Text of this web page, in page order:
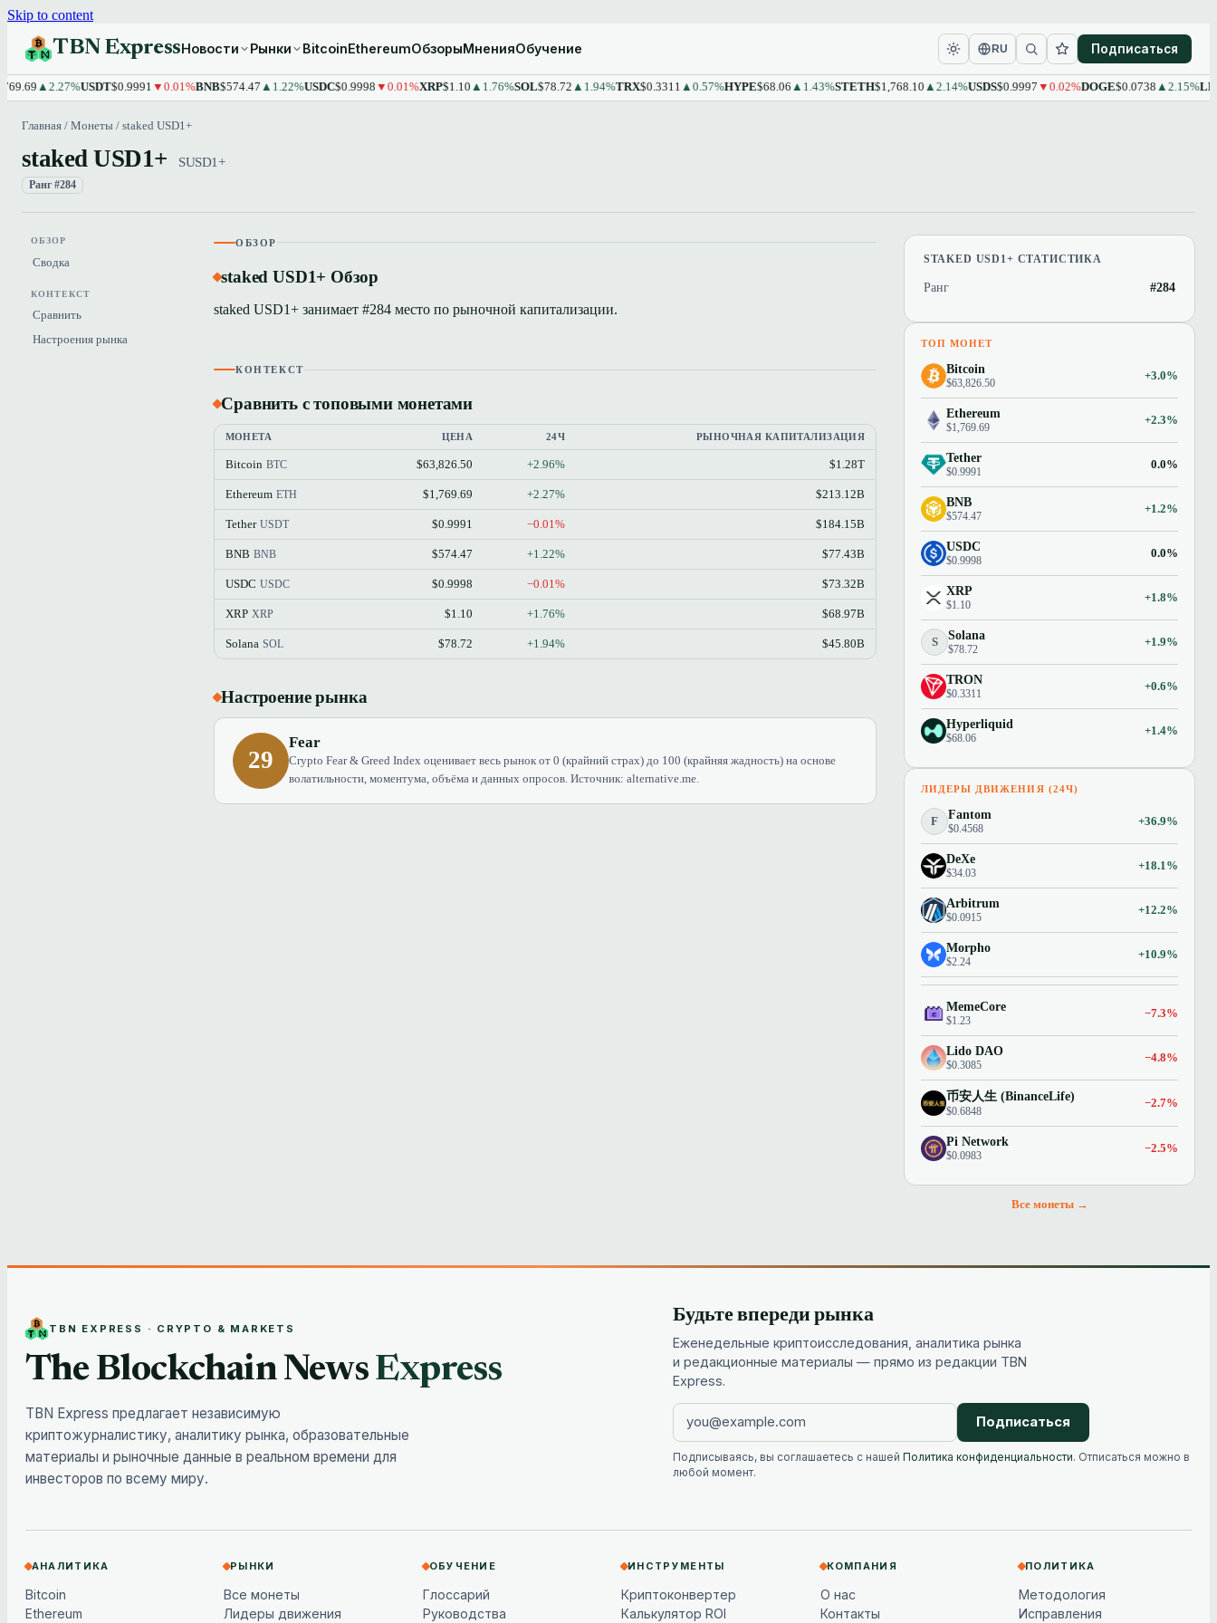
Skip to content
TBN ExpressНовости Рынки BitcoinEthereumОбзорыМненияОбучение RU Подписаться
▲2.27%USDT$0.9991▼0.01%BNB$574.47▲1.22%USDC$0.9998▼0.01%XRP$1.10▲1.76%SOL$78.72▲1.94%TRX$0.3311▲0.57%HYPE$68.06▲1.43%STETH$1,768.10▲2.14%USDS$0.9997▼0.02%DOGE$0.0738▲2.15%LEO
Главная / Монеты / staked USD1+
staked USD1+ SUSD1+
Ранг #284
ОБЗОР
Сводка
КОНТЕКСТ
Сравнить
Настроения рынка
ОБЗОР
staked USD1+ Обзор
staked USD1+ занимает #284 место по рыночной капитализации.
КОНТЕКСТ
Сравнить с топовыми монетами
МОНЕТА ЦЕНА 24Ч РЫНОЧНАЯ КАПИТАЛИЗАЦИЯ
Bitcoin BTC $63,826.50 +2.96% $1.28T
Ethereum ETH $1,769.69 +2.27% $213.12B
Tether USDT $0.9991 −0.01% $184.15B
BNB BNB $574.47 +1.22% $77.43B
USDC USDC $0.9998 −0.01% $73.32B
XRP XRP $1.10 +1.76% $68.97B
Solana SOL $78.72 +1.94% $45.80B
Настроение рынка
29
Fear
Crypto Fear & Greed Index оценивает весь рынок от 0 (крайний страх) до 100 (крайняя жадность) на основе
волатильности, моментума, объёма и данных опросов. Источник: alternative.me.
STAKED USD1+ СТАТИСТИКА
Ранг #284
ТОП МОНЕТ
Bitcoin
$63,826.50
+3.0%
Ethereum
$1,769.69
+2.3%
Tether
$0.9991
0.0%
BNB
$574.47
+1.2%
USDC
$0.9998
0.0%
XRP
$1.10
+1.8%
S Solana
$78.72
+1.9%
TRON
$0.3311
+0.6%
Hyperliquid
$68.06
+1.4%
ЛИДЕРЫ ДВИЖЕНИЯ (24Ч)
F Fantom
$0.4568
+36.9%
DeXe
$34.03
+18.1%
Arbitrum
$0.0915
+12.2%
Morpho
$2.24
+10.9%
MemeCore
$1.23
−7.3%
Lido DAO
$0.3085
−4.8%
币安人生 (BinanceLife)
$0.6848
−2.7%
Pi Network
$0.0983
−2.5%
Все монеты →
TBN EXPRESS · CRYPTO & MARKETS
The Blockchain News Express
TBN Express предлагает независимую
криптожурналистику, аналитику рынка, образовательные
материалы и рыночные данные в реальном времени для
инвесторов по всему миру.
Будьте впереди рынка
Еженедельные криптоисследования, аналитика рынка
и редакционные материалы — прямо из редакции TBN
Express.
Подписаться
Подписываясь, вы соглашаетесь с нашей Политика конфиденциальности. Отписаться можно в
любой момент.
АНАЛИТИКА
Bitcoin
Ethereum
РЫНКИ
Все монеты
Лидеры движения
ОБУЧЕНИЕ
Глоссарий
Руководства
ИНСТРУМЕНТЫ
Криптоконвертер
Калькулятор ROI
КОМПАНИЯ
О нас
Контакты
ПОЛИТИКА
Методология
Исправления